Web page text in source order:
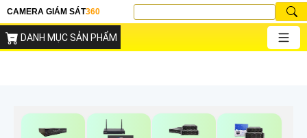
CAMERA GIÁM SÁT360
DANH MỤC SẢN PHẨM